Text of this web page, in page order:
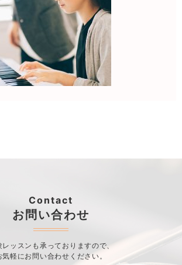
Contact
お問い合わせ
レッスンも承っておりますので、
気軽にお問い合わせください。